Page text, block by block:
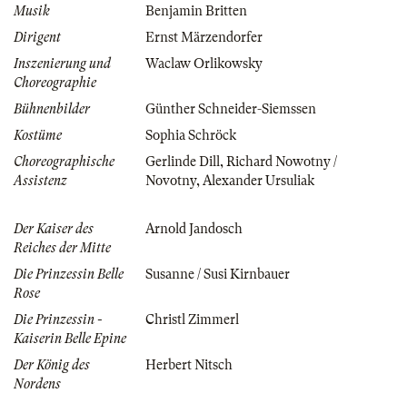
Musik
Benjamin Britten
Dirigent
Ernst Märzendorfer
Inszenierung und
Choreographie
Waclaw Orlikowsky
Bühnenbilder
Günther Schneider-Siemssen
Kostüme
Sophia Schröck
Choreographische
Assistenz
Gerlinde Dill , Richard Nowotny /
Novotny, Alexander Ursuliak
Der Kaiser des
Reiches der Mitte
Arnold Jandosch
Die Prinzessin Belle
Rose
Susanne / Susi Kirnbauer
Die Prinzessin -
Kaiserin Belle Epine
Christl Zimmerl
Der König des
Nordens
Herbert Nitsch